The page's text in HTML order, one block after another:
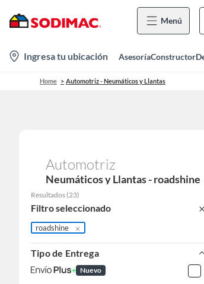
Menú
location-
icon
Ingresa tu ubicación AsesoríaConstructor
Home Automotriz - Neumáticos y Llantas
Automotriz
Neumáticos y Llantas - roadshine
Resultados (23)
Filtro seleccionado
roadshine
Tipo de Entrega
Nuevo